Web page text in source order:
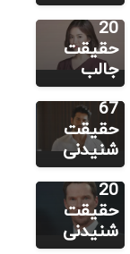
فیلم ها و
20
حقیقت
جالب
بوراک
اوزچیویت:
زندگینامه،
بهترین
فیلم ها و
67
حقیقت
شنیدنی
سایر
بندیکت
کامبربچ:
زندگینامه،
بهترین
فیلم ها و
20
حقیقت
شنیدنی